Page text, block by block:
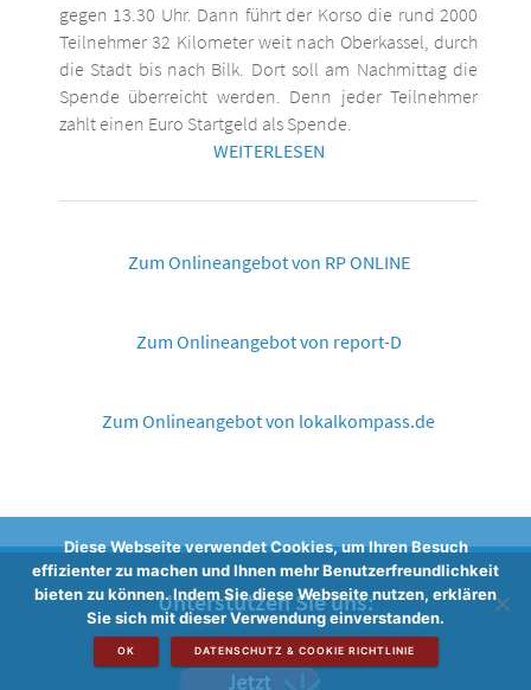
gegen 13.30 Uhr. Dann führt der Korso die rund 2000
Teilnehmer 32 Kilometer weit nach Oberkassel, durch
die Stadt bis nach Bilk. Dort soll am Nachmittag die
Spende überreicht werden. Denn jeder Teilnehmer
zahlt einen Euro Startgeld als Spende.
WEITERLESEN
Zum Onlineangebot von RP ONLINE
Zum Onlineangebot von report-D
Zum Onlineangebot von lokalkompass.de
Unterstützen Sie uns:
Diese Webseite verwendet Cookies, um Ihren Besuch
effizienter zu machen und Ihnen mehr Benutzerfreundlichkeit
bieten zu können. Indem Sie diese Webseite nutzen, erklären
Sie sich mit dieser Verwendung einverstanden.
OK DATENSCHUTZ & COOKIE RICHTLINIE